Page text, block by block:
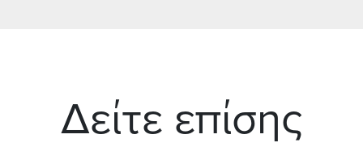
Δείτε επίσης